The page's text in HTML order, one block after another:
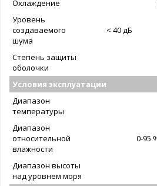
Охлаждение
Уровень
создаваемого
шума
< 40 дБ
Степень защиты
оболочки
Условия эксплуатации
Диапазон
температуры
Диапазон
относительной
влажности
0-95
Диапазон высоты
над уровнем моря